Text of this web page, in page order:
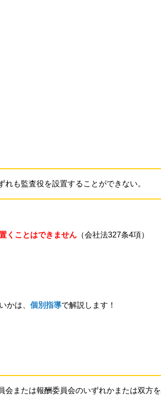
も監査役を設置することができない。
くことはできません （会社法327条4項）
かは、 個別指導で解説します！
または報酬委員会のいずれかまたは双方